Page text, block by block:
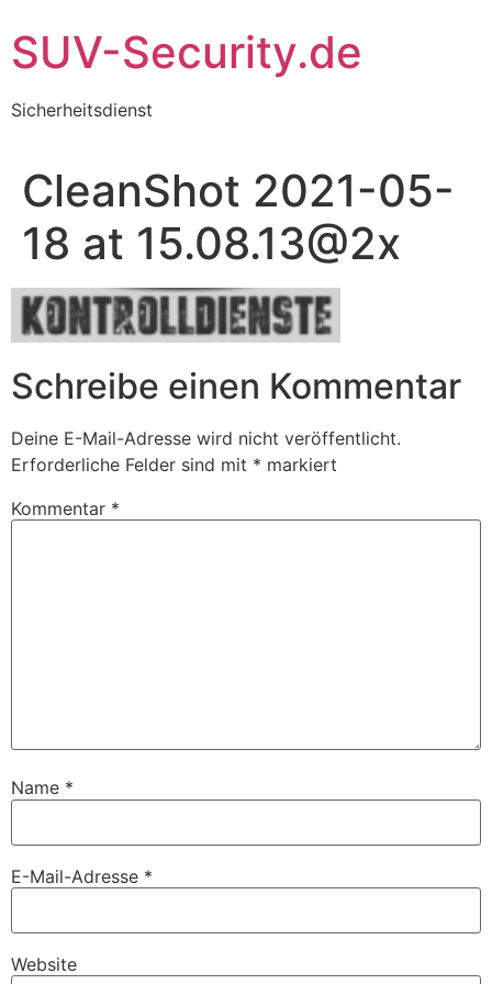
Inhalt
wechseln
SUV-Security.de
Sicherheitsdienst
CleanShot 2021-05-
18 at 15.08.13@2x
Schreibe einen Kommentar
Deine E-Mail-Adresse wird nicht veröffentlicht.
Erforderliche Felder sind mit * markiert
Kommentar *
Name *
E-Mail-Adresse *
Website